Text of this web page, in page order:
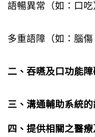
語暢異常（如：口吃
多重語障（如：腦傷
二、吞嚥及口功能
三、溝通輔助系統
四、提供相關之醫